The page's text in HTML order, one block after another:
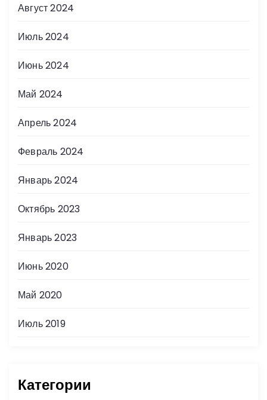
Август 2024
Июль 2024
Июнь 2024
Май 2024
Апрель 2024
Февраль 2024
Январь 2024
Октябрь 2023
Январь 2023
Июнь 2020
Май 2020
Июль 2019
Категории